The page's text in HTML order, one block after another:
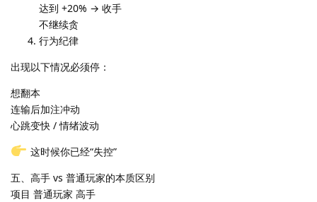
达到 +20% → 收手
不继续贪
行为纪律
出现以下情况必须停：
想翻本
连输后加注冲动
心跳变快 / 情绪波动
这时候你已经“失控”
五、高手 vs 普通玩家的本质区别
项目 普通玩家 高手